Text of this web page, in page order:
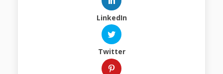
Tutti gli Articoli
LinkedIn
Twitter